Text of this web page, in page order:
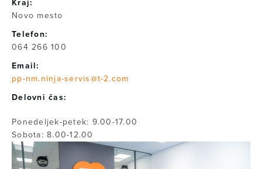
Kraj:
Novo mesto
Telefon:
064 266 100
Email:
pp-nm.ninja-servis@t-2.com
Delovni čas:
Ponedeljek-petek: 9.00-17.00
Sobota: 8.00-12.00